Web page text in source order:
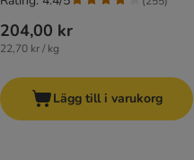
204,00 kr
22,70 kr / kg
Lägg till i varukorg